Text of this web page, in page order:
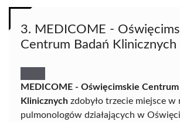
3. MEDICOME -
Centrum Badań Klinicznych
MEDICOME - Oświęcimskie Centrum
Klinicznych zdobyło trzecie miejsce w
pulmonologów działających w